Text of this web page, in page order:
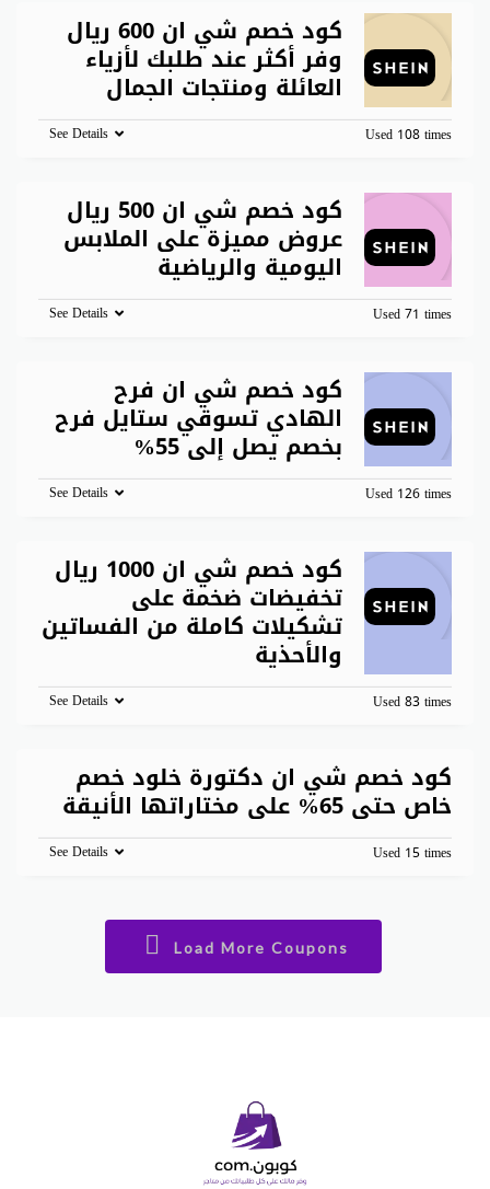
كود خصم شي ان 600 ريال
وفر أكثر عند طلبك لأزياء
العائلة ومنتجات الجمال
Used 108 times
See Details
كود خصم شي ان 500 ريال
عروض مميزة على الملابس
اليومية والرياضية
Used 71 times
See Details
كود خصم شي ان فرح
الهادي تسوقي ستايل فرح
بخصم يصل إلى 55%
Used 126 times
See Details
كود خصم شي ان 1000 ريال
تخفيضات ضخمة على
تشكيلات كاملة من الفساتين
والأحذية
Used 83 times
See Details
كود خصم شي ان دكتورة خلود خصم
خاص حتى 65% على مختاراتها الأنيقة
Used 15 times
See Details
Load More Coupons